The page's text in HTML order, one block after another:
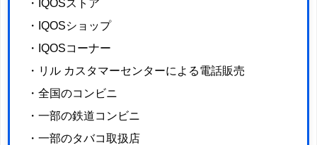
・IQOSストア
・IQOSショップ
・IQOSコーナー
・リル カスタマーセンターによる電話販売
・全国のコンビニ
・一部の鉄道コンビニ
・一部のタバコ取扱店